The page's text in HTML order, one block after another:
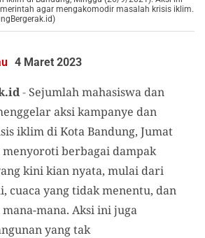
agar mengakomodir masalah krisis iklim.
4 Maret 2023
- Sejumlah mahasiswa dan
aksi kampanye dan
iklim di Kota Bandung, Jumat
menyoroti berbagai dampak
kini kian nyata, mulai dari
cuaca yang tidak menentu, dan
mana. Aksi ini juga
yang tak